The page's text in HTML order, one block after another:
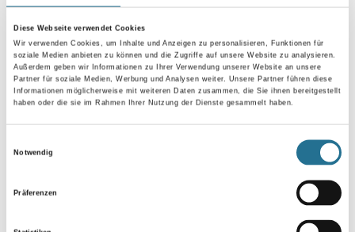
Diese Webseite verwendet Cookies
Wir verwenden Cookies, um Inhalte und Anzeigen zu personalisieren, Funktionen für
soziale Medien anbieten zu können und die Zugriffe auf unsere Website zu analysieren.
Außerdem geben wir Informationen zu Ihrer Verwendung unserer Website an unsere
Partner für soziale Medien, Werbung und Analysen weiter. Unsere Partner führen diese
Informationen möglicherweise mit weiteren Daten zusammen, die Sie ihnen bereitgestellt
haben oder die sie im Rahmen Ihrer Nutzung der Dienste gesammelt haben.
Notwendig
Präferenzen
Glanzgrad
Gebinde